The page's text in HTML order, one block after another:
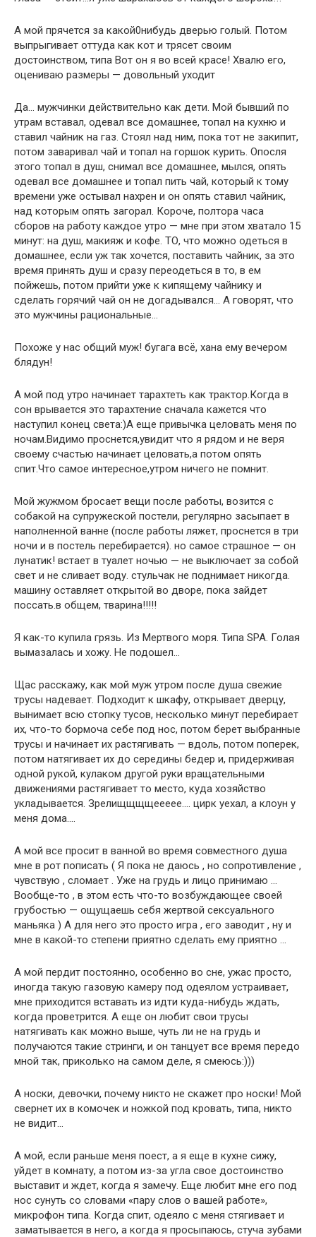
А мой прячется за какой0нибудь дверью голый. Потом
выпрыгивает оттуда как кот и трясет своим
достоинством, типа Вот он я во всей красе! Хвалю его,
оцениваю размеры — довольный уходит
Да… мужчинки действительно как дети. Мой бывший по
утрам вставал, одевал все домашнее, топал на кухню и
ставил чайник на газ. Стоял над ним, пока тот не закипит,
потом заваривал чай и топал на горшок курить. Опосля
этого топал в душ, снимал все домашнее, мылся, опять
одевал все домашнее и топал пить чай, который к тому
времени уже остывал нахрен и он опять ставил чайник,
над которым опять загорал. Короче, полтора часа
сборов на работу каждое утро — мне при этом хватало 15
минут: на душ, макияж и кофе. ТО, что можно одеться в
домашнее, если уж так хочется, поставить чайник, за это
время принять душ и сразу переодеться в то, в ем
пойжешь, потом прийти уже к кипящему чайнику и
сделать горячий чай он не догадывался… А говорят, что
это мужчины рациональные…
Похоже у нас общий муж! бугага всё, хана ему вечером
блядун!
А мой под утро начинает тарахтеть как трактор.Когда в
сон врывается это тарахтение сначала кажется что
наступил конец света:)А еще привычка целовать меня по
ночам.Видимо проснется,увидит что я рядом и не веря
своему счастью начинает целовать,а потом опять
спит.Что самое интересное,утром ничего не помнит.
Мой жужмом бросает вещи после работы, возится с
собакой на супружеской постели, регулярно засыпает в
наполненной ванне (после работы ляжет, проснется в три
ночи и в постель перебирается). но самое страшное — он
лунатик! встает в туалет ночью — не выключает за собой
свет и не сливает воду. стульчак не поднимает никогда.
машину оставляет открытой во дворе, пока зайдет
поссать.в общем, тварина!!!!!
Я как-то купила грязь. Из Мертвого моря. Типа SPA. Голая
вымазалась и хожу. Не подошел…
Щас расскажу, как мой муж утром после душа свежие
трусы надевает. Подходит к шкафу, открывает дверцу,
вынимает всю стопку тусов, несколько минут перебирает
их, что-то бормоча себе под нос, потом берет выбранные
трусы и начинает их растягивать — вдоль, потом поперек,
потом натягивает их до середины бедер и, придерживая
одной рукой, кулаком другой руки вращательными
движениями растягивает то место, куда хозяйство
укладывается. Зрелищщщщеееее…. цирк уехал, а клоун у
меня дома….
А мой все просит в ванной во время совместного душа
мне в рот пописать ( Я пока не даюсь , но сопротивление ,
чувствую , сломает . Уже на грудь и лицо принимаю …
Вообще-то , в этом есть что-то возбуждающее своей
грубостью — ощущаешь себя жертвой сексуального
маньяка ) А для него это просто игра , его заводит , ну и
мне в какой-то степени приятно сделать ему приятно …
А мой пердит постоянно, особенно во сне, ужас просто,
иногда такую газовую камеру под одеялом устраивает,
мне приходится вставать из идти куда-нибудь ждать,
когда проветрится. А еще он любит свои трусы
натягивать как можно выше, чуть ли не на грудь и
получаются такие стринги, и он танцует все время передо
мной так, приколько на самом деле, я смеюсь:)))
А носки, девочки, почему никто не скажет про носки! Мой
свернет их в комочек и ножкой под кровать, типа, никто
не видит…
А мой, если раньше меня поест, а я еще в кухне сижу,
уйдет в комнату, а потом из-за угла свое достоинство
выставит и ждет, когда я замечу. Еще любит мне его под
нос сунуть со словами «пару слов о вашей работе»,
микрофон типа. Когда спит, одеяло с меня стягивает и
заматывается в него, а когда я просыпаюсь, стуча зубами